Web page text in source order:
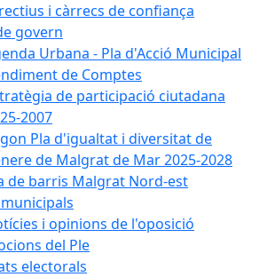
i càrrecs de confiança
govern
Urbana - Pla d'Acció Municipal
de Comptes
de participació ciutadana
2007
Pla d'igualtat i diversitat de
de Malgrat de Mar 2025-2028
de barris Malgrat Nord-est
i opinions de l'oposició
del Ple
electorals